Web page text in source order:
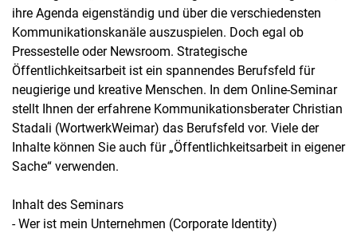
ihre Agenda eigenständig und über die verschiedensten
Kommunikationskanäle auszuspielen. Doch egal ob
Pressestelle oder Newsroom. Strategische
Öffentlichkeitsarbeit ist ein spannendes Berufsfeld für
neugierige und kreative Menschen. In dem Online-Seminar
stellt Ihnen der erfahrene Kommunikationsberater Christian
Stadali (WortwerkWeimar) das Berufsfeld vor. Viele der
Inhalte können Sie auch für „Öffentlichkeitsarbeit in eigener
Sache“ verwenden.
Inhalt des Seminars
- Wer ist mein Unternehmen (Corporate Identity)